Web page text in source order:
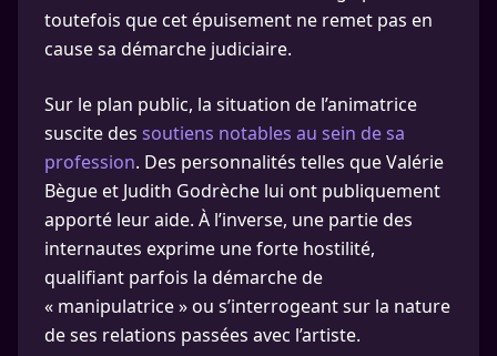
toutefois que cet épuisement ne remet pas en
cause sa démarche judiciaire.
Sur le plan public, la situation de l’animatrice
suscite des soutiens notables au sein de sa
profession. Des personnalités telles que Valérie
Bègue et Judith Godrèche lui ont publiquement
apporté leur aide. À l’inverse, une partie des
internautes exprime une forte hostilité,
qualifiant parfois la démarche de
« manipulatrice » ou s’interrogeant sur la nature
de ses relations passées avec l’artiste.